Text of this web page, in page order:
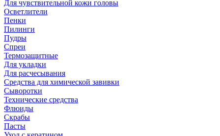
Для чувствительной кожи головы
Осветлители
Пенки
Пилинги
Пудры
Спреи
Термозащитные
Для укладки
Для расчесывания
Средства для химической завивки
Сыворотки
Технические средства
Флюиды
Скрабы
Пасты